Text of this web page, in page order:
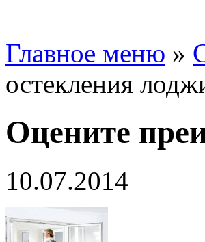
Главное меню »
остекления
Оцените
10.07.2014